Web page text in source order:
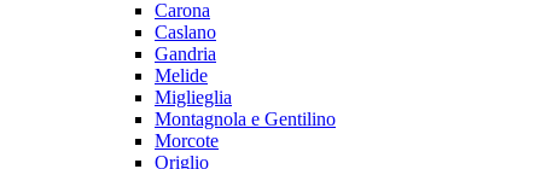
Carona
Caslano
Gandria
Melide
Miglieglia
Montagnola e Gentilino
Morcote
Origlio